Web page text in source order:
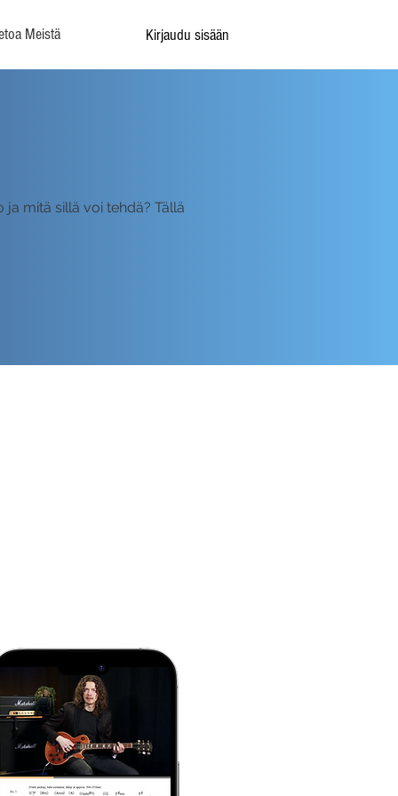
Meistä Kirjaudu sisään
mitä sillä voi tehdä? Tällä